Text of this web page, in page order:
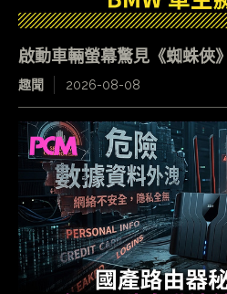
啟動車輛螢幕驚見《蜘蛛俠
趣聞 2026-08-08